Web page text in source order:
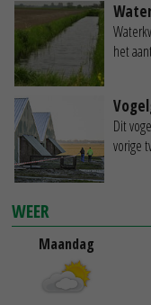
het
Dit
vorige
WEER
Maandag